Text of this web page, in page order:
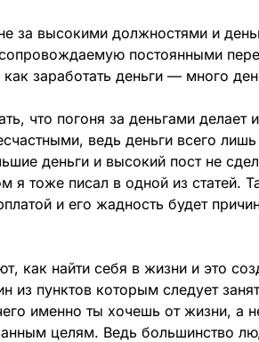
за высокими должностями и
постоянными
заработать деньги — много
что погоня за деньгами
ведь деньги всего
деньги и высокий пост не
я тоже писал в одной из статей.
и его жадность будет
как найти себя в жизни и это
из пунктов которым следует
именно ты хочешь от жизни, а
целям. Ведь большинство